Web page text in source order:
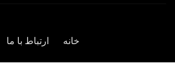
خانه ارتباط با ما